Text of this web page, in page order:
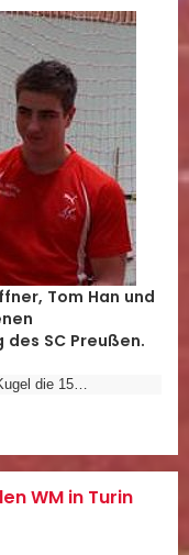
Tom Han und
SC Preußen.
die 15…
WM in Turin